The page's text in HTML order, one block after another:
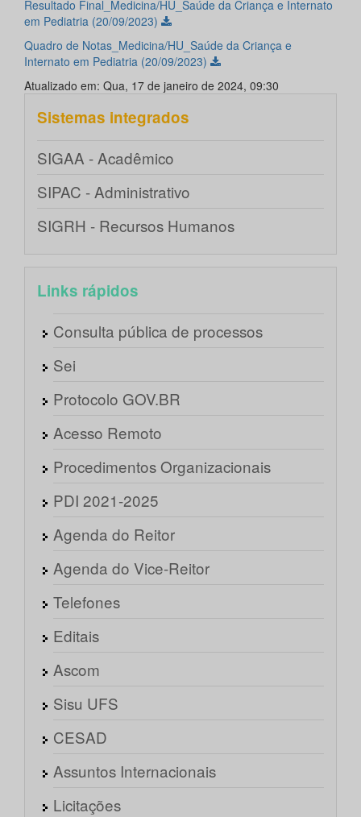
Resultado Final_Medicina/HU_Saúde da Criança e Internato
em Pediatria (20/09/2023)
Quadro de Notas_Medicina/HU_Saúde da Criança e
Internato em Pediatria (20/09/2023)
Atualizado em: Qua, 17 de janeiro de 2024, 09:30
Sistemas integrados
SIGAA - Acadêmico
SIPAC - Administrativo
SIGRH - Recursos Humanos
Links rápidos
Consulta pública de processos
Sei
Protocolo GOV.BR
Acesso Remoto
Procedimentos Organizacionais
PDI 2021-2025
Agenda do Reitor
Agenda do Vice-Reitor
Telefones
Editais
Ascom
Sisu UFS
CESAD
Assuntos Internacionais
Licitações